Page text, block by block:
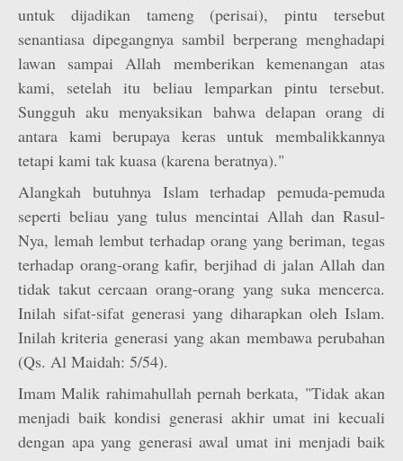
untuk dijadikan tameng (perisai), pintu tersebut
senantiasa dipegangnya sambil berperang menghadapi
lawan sampai Allah memberikan kemenangan atas
kami, setelah itu beliau lemparkan pintu tersebut.
Sungguh aku menyaksikan bahwa delapan orang di
antara kami berupaya keras untuk membalikkannya
tetapi kami tak kuasa (karena beratnya)."
Alangkah butuhnya Islam terhadap pemuda-pemuda
seperti beliau yang tulus mencintai Allah dan Rasul-
Nya, lemah lembut terhadap orang yang beriman, tegas
terhadap orang-orang kafir, berjihad di jalan Allah dan
tidak takut cercaan orang-orang yang suka mencerca.
Inilah sifat-sifat generasi yang diharapkan oleh Islam.
Inilah kriteria generasi yang akan membawa perubahan
(Qs. Al Maidah: 5/54).
Imam Malik rahimahullah pernah berkata, "Tidak akan
menjadi baik kondisi generasi akhir umat ini kecuali
dengan apa yang generasi awal umat ini menjadi baik